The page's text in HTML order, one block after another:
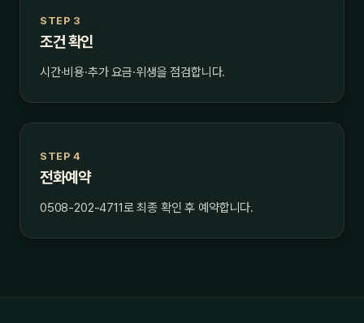
STEP 3
조건 확인
시간·비용·추가 요금·위생을 점검합니다.
STEP 4
전화예약
0508-202-4711로 최종 확인 후 예약합니다.